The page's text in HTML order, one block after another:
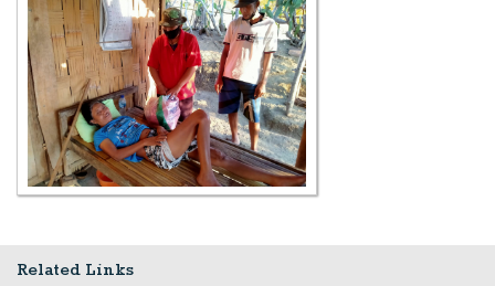
Related Links